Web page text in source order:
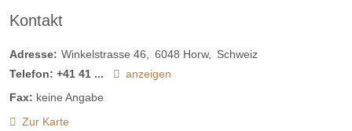
Kontakt
Adresse: Winkelstrasse 46 6048 Horw
Schweiz
Telefon: +41 41 ...
anzeigen
Fax: keine Angabe
Zur Karte